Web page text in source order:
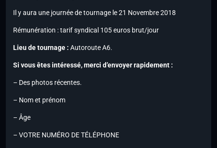
Il y aura une journée de tournage le 21 Novembre 2018
Rémunération : tarif syndical 105 euros brut/jour
Lieu de tournage : Autoroute A6.
Si vous êtes intéressé, merci d’envoyer rapidement :
– Des photos récentes.
– Nom et prénom
– Âge
– VOTRE NUMÉRO DE TÉLÉPHONE